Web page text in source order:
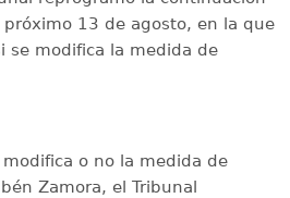
13 de agosto, en la que
se modifica la medida de
o no la medida de
Zamora, el Tribunal